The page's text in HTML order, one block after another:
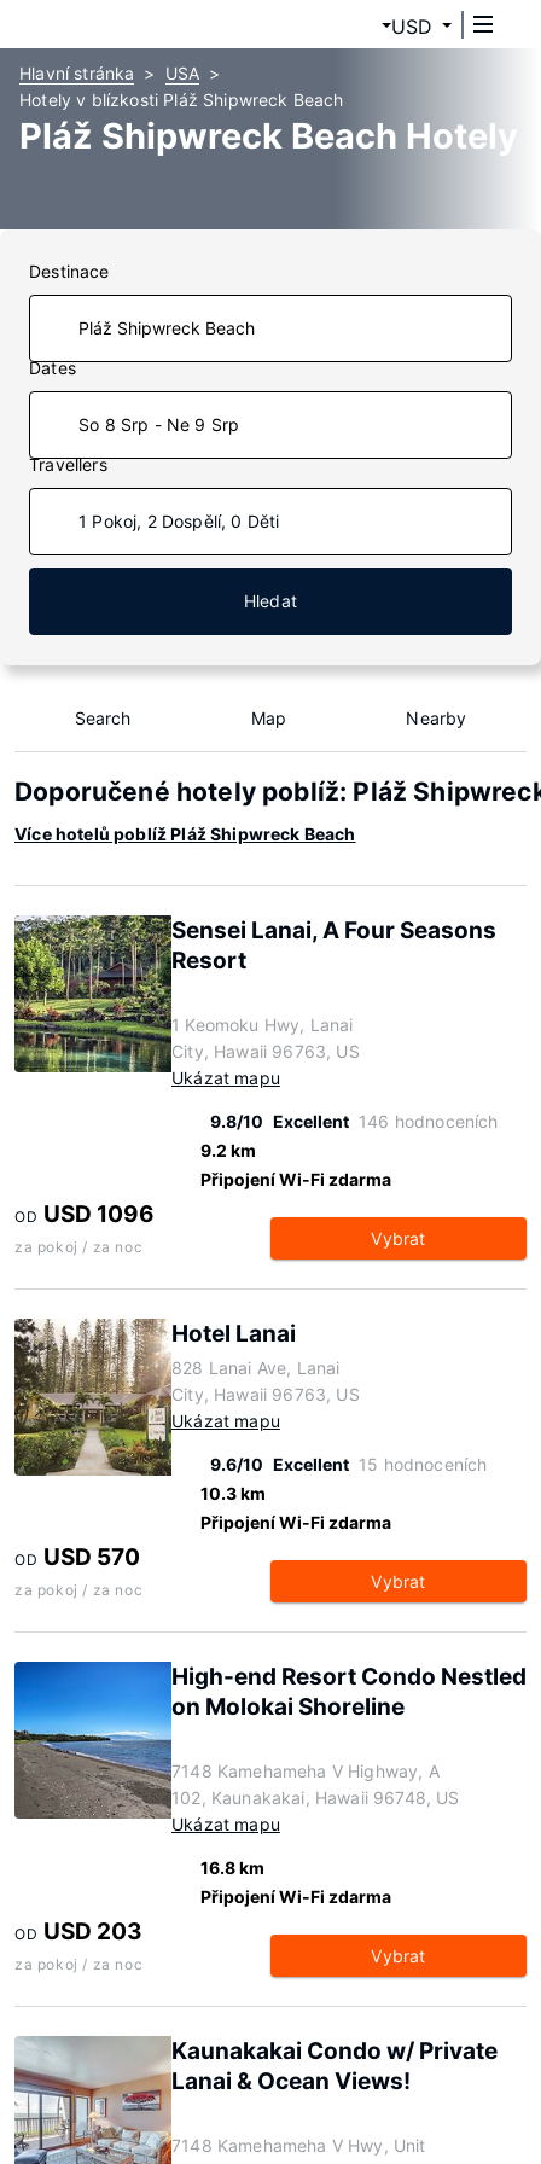
USD
Hlavní stránka
USA
Hotely v blízkosti Pláž Shipwreck Beach
Pláž Shipwreck Beach Hotely
Destinace
Dates
So 8 Srp - Ne 9 Srp
Travellers
1 Pokoj, 2 Dospělí, 0 Děti
Hledat
Search Map Nearby
Doporučené hotely poblíž: Pláž
Více hotelů poblíž Pláž Shipwreck Beach
Sensei Lanai, A Four Seasons
Resort
1 Keomoku Hwy, Lanai
City, Hawaii 96763, US
Ukázat mapu
9.8/10 Excellent 146 hodnoceních
9.2 km
Připojení Wi-Fi zdarma
OD USD 1096
za pokoj / za noc Vybrat
Hotel Lanai
828 Lanai Ave, Lanai
City, Hawaii 96763, US
Ukázat mapu
9.6/10 Excellent 15 hodnoceních
10.3 km
Připojení Wi-Fi zdarma
OD USD 570
za pokoj / za noc Vybrat
High-end Resort Condo Nestled
on Molokai Shoreline
7148 Kamehameha V Highway, A
102, Kaunakakai, Hawaii 96748, US
Ukázat mapu
16.8 km
Připojení Wi-Fi zdarma
OD USD 203
za pokoj / za noc Vybrat
Kaunakakai Condo w/ Private
Lanai & Ocean Views!
7148 Kamehameha V Hwy, Unit